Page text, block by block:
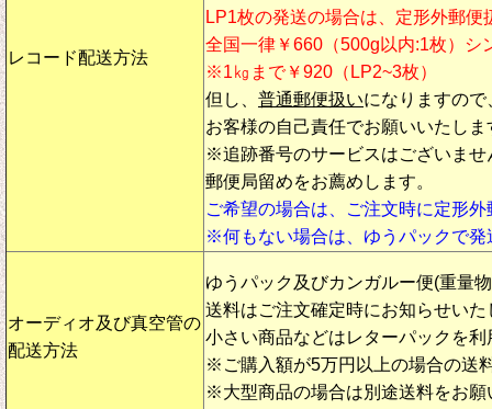
レコード配送方法
LP1枚の発送の場合は、定形外郵便
全国一律￥660（500g以内:1枚）シ
※1㎏まで￥920（LP2~3枚）
但し、 普通郵便扱いになりますの
お客様の自己責任でお願いいたしま
※追跡番号のサービスはございませ
郵便局留めをお薦めします。
ご希望の場合は、ご注文時に定形
※何もない場合は、ゆうパックで発
オーディオ及び真空管の
配送方法
ゆうパック及びカンガルー便(重量
送料はご注文確定時にお知らせいた
小さい商品などはレターパックを利
※ご購入額が5万円以上の場合の送
※大型商品の場合は別途送料をお願